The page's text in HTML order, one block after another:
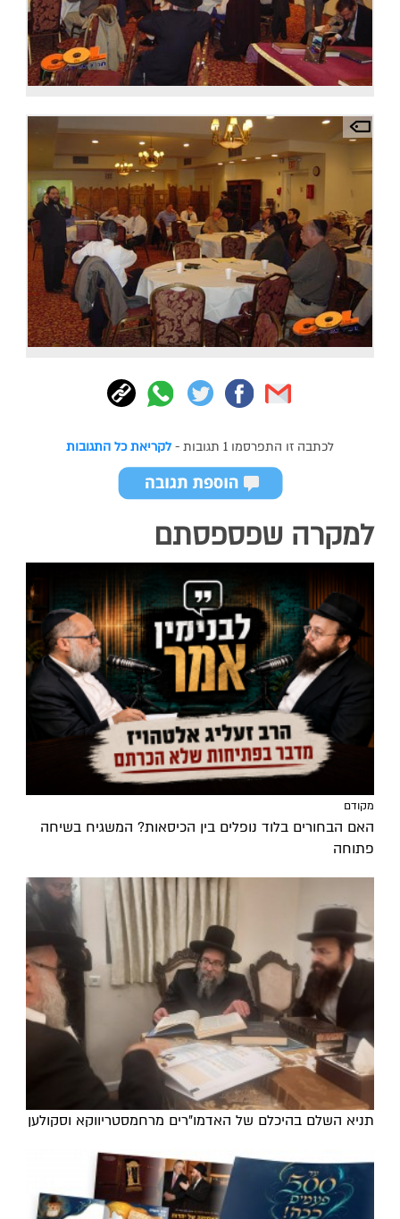
לכתבה זו התפרסמו 1 תגובות - לקריאת כל התגובות
למקרה שפספסתם
מקודם
האם הבחורים בלוד נופלים בין הכיסאות? המשגיח בשיחה
פתוחה
תניא השלם בהיכלם של האדמו"רים מרחמסטריווקא וסקולען